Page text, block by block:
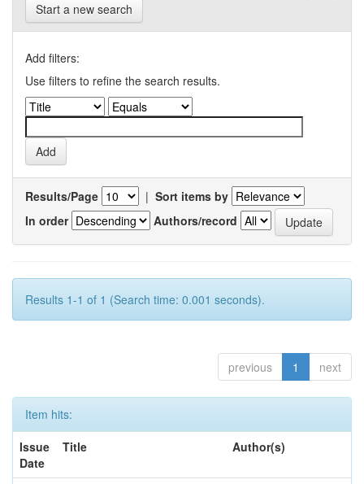
Start a new search
Add filters:
Use filters to refine the search results.
Results/Page | Sort items by
In order
Authors/record
Results 1-1 of 1 (Search time: 0.001 seconds).
previous 1 next
Item hits:
Issue
Date
Title Author(s)